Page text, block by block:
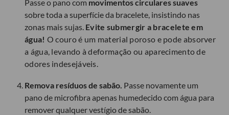
Passe o pano com movimentos circulares suaves
sobre toda a superfície da bracelete, insistindo nas
zonas mais sujas. Evite submergir a bracelete em
água! O couro é um material poroso e pode absorver
a água, levando à deformação ou aparecimento de
odores indesejáveis.
Remova resíduos de sabão. Passe novamente um
pano de microfibra apenas humedecido com água para
remover qualquer vestígio de sabão.